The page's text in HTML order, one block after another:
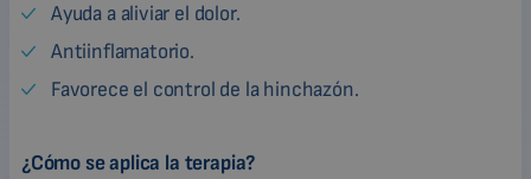
Ayuda a aliviar el dolor.
Antiinflamatorio.
Favorece el control de la hinchazón.
¿Cómo se aplica la terapia?